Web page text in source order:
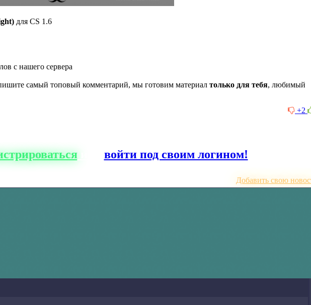
для CS 1.6
с нашего сервера
самый топовый комментарий, мы готовим материал только для тебя, любимый
+2
или войти под своим логином!
Добавить свою